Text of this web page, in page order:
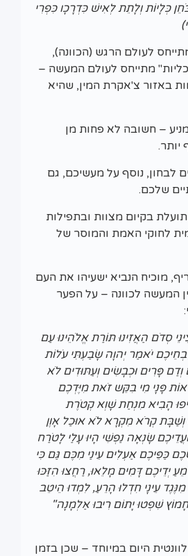
כְּלָיוֹת וְלָתֵת לְאִישׁ כִּדְרָכָו כִּפְרִי
לעולם הרגש (הכוונה),
כליות" מתייחס לעולם המעשה –
באזור צ'אקרת המין, שהיא
– חשובה לא פחות מן
לבחון, נוסף על מעשיכם, גם
שלכם.
בקיום מצוות ובתפילות
לחוקי האמת והמוסר של
מוכיח הנביא ישעיהו את העם
המעשה לכוונה – על הפער
סְדֹם הַאֲזִינוּ תּוֹרַת אֱלֹהֵינוּ עַם
יֹאמַר יְהוָה שָׂבַעְתִּי עֹלוֹת
וְדַם פָּרִים וּכְבָשִׂים וְעַתּוּדִים לֹא
פָּנָי מִי בִקֵּש זֹאת מִיֶּדְכֶם
הָבִיא מִנְחַת שָׁוְא קְטֹרֶת
קְרֹא מִקְרָא לֹא אוּכַל אָוֶן
שָׂנְאָה נַפְשִׁי הָיוּ עָלַי לָטֹרַח
כַּפֵּיכֶם אַעְלִים עֵינַי מִכֶּם גַּם כִּי
יְדֵיכֶם דָּמִים מָלֵאוּ, רַחֲצוּ הִזַּכּוּ
עֵינָי חִדְלוּ הָרֵעַ, לִמְדוּ הֵיטֵב
שִׁפְטוּ יָתוֹם רִיבוּ אַלְמָנָה"
היום במיוחד – שכן בזמן